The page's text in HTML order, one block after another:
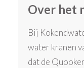
Over het
Bij
water kranen
dat de